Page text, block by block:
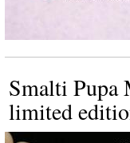
Smalti Pupa
limited